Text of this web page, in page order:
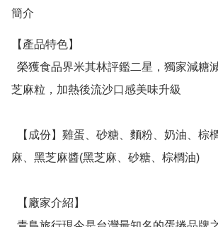
簡介
【產品特色】
芝麻粒，加熱後流沙口感美味升級
麻、黑芝麻醬(黑芝麻、砂糖、棕櫚油)